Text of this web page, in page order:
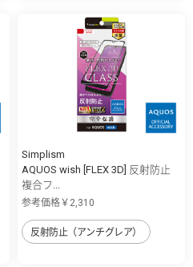
Simplism
AQUOS wish [FLEX 3D] 反射防止
複合フ...
参考価格￥2,310
反射防止（アンチグレア）